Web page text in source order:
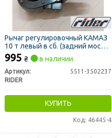
Рычаг регулировочный КАМАЗ
10 т левый в сб. (задний мост)
(RIDER)
995 ₴ в наличии
Артикул:
5511-3502237
RIDER
КУПИТЬ
Код: 46445-4